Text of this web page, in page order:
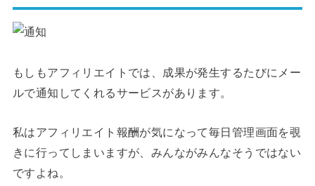
もしもアフィリエイトでは、成果が発生するたびにメー
ルで通知してくれるサービスがあります。
私はアフィリエイト報酬が気になって毎日管理画面を覗
きに行ってしまいますが、みんながみんなそうではない
ですよね。